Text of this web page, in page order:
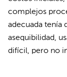
complejos
adecuada tenía
asequibilidad,
difícil, pero no